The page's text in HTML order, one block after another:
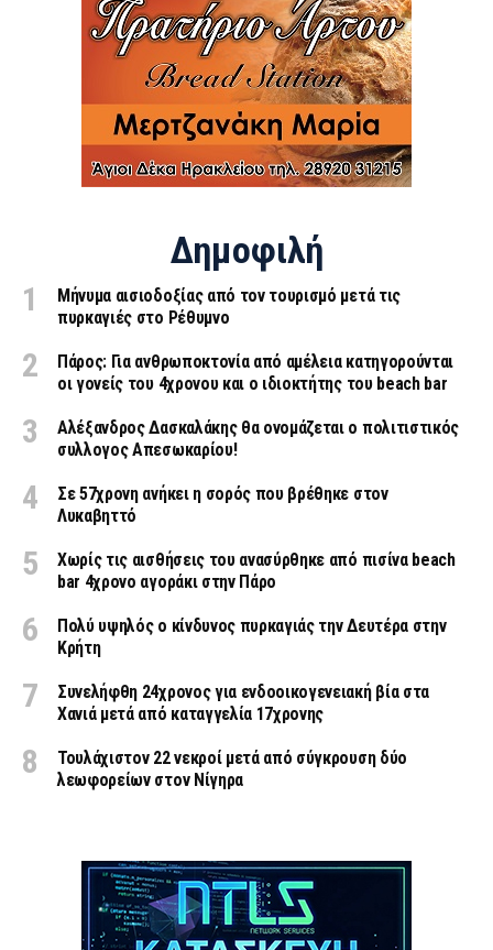
Δημοφιλή
Μήνυμα αισιοδοξίας από τον τουρισμό μετά τις
πυρκαγιές στο Ρέθυμνο
Πάρος: Για ανθρωποκτονία από αμέλεια κατηγορούνται
οι γονείς του 4χρονου και ο ιδιοκτήτης του beach bar
Αλέξανδρος Δασκαλάκης θα ονομάζεται ο πολιτιστικός
συλλογος Απεσωκαρίου!
Σε 57χρονη ανήκει η σορός που βρέθηκε στον
Λυκαβηττό
Χωρίς τις αισθήσεις του ανασύρθηκε από πισίνα beach
bar 4χρονο αγοράκι στην Πάρο
Πολύ υψηλός ο κίνδυνος πυρκαγιάς την Δευτέρα στην
Κρήτη
Συνελήφθη 24χρονος για ενδοοικογενειακή βία στα
Χανιά μετά από καταγγελία 17χρονης
Τουλάχιστον 22 νεκροί μετά από σύγκρουση δύο
λεωφορείων στον Νίγηρα